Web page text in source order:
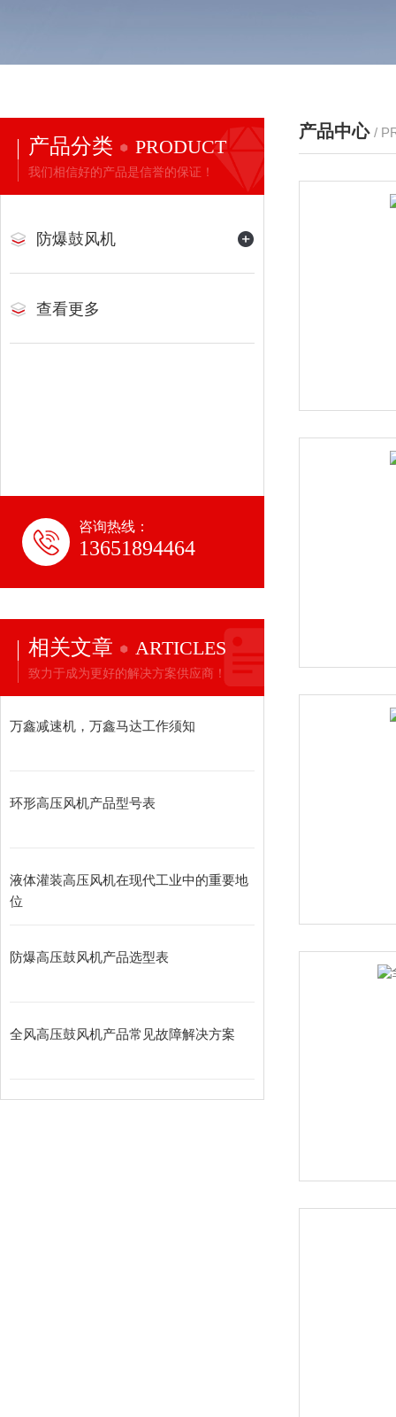
产品分类 PRODUCT
我们相信好的产品是信誉的保证！
防爆鼓风机
查看更多
咨询热线：
13651894464
相关文章 ARTICLES
致力于成为更好的解决方案供应商！
万鑫减速机，万鑫马达工作须知
环形高压风机产品型号表
液体灌装高压风机在现代工业中的重要地
位
防爆高压鼓风机产品选型表
全风高压鼓风机产品常见故障解决方案
产品中心 /